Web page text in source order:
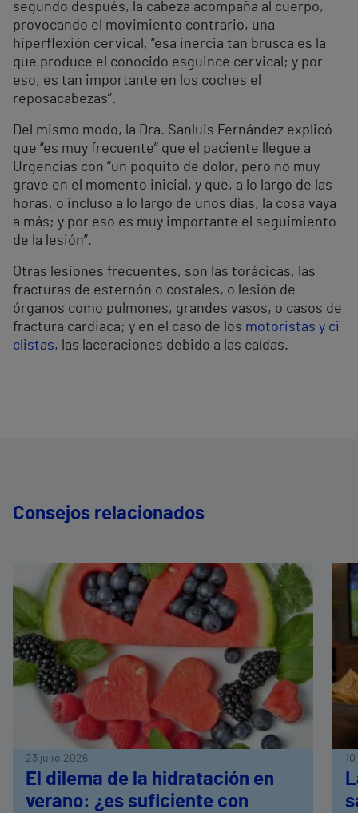
segundo después, la cabeza acompaña al cuerpo,
provocando el movimiento contrario, una
hiperflexión cervical, “esa inercia tan brusca es la
que produce el conocido esguince cervical; y por
eso, es tan importante en los coches el
reposacabezas”.
Del mismo modo, la Dra. Sanluis Fernández explicó
que “es muy frecuente” que el paciente llegue a
Urgencias con “un poquito de dolor, pero no muy
grave en el momento inicial, y que, a lo largo de las
horas, o incluso a lo largo de unos días, la cosa vaya
a más; y por eso es muy importante el seguimiento
de la lesión”.
Otras lesiones frecuentes, son las torácicas, las
fracturas de esternón o costales, o lesión de
órganos como pulmones, grandes vasos, o casos de
fractura cardiaca; y en el caso de los motoristas y ci
clistas, las laceraciones debido a las caídas.
Consejos relacionados
23 julio 2026
El dilema de la hidratación en
verano: ¿es suficiente con